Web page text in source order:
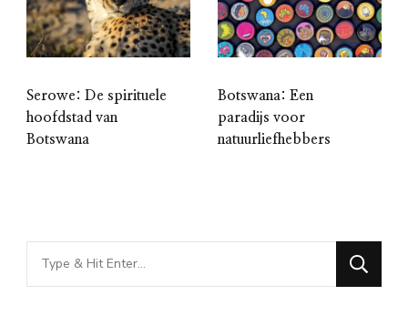
Serowe: De spirituele
hoofdstad van
Botswana
Botswana: Een
paradijs voor
natuurliefhebbers
Looking
for